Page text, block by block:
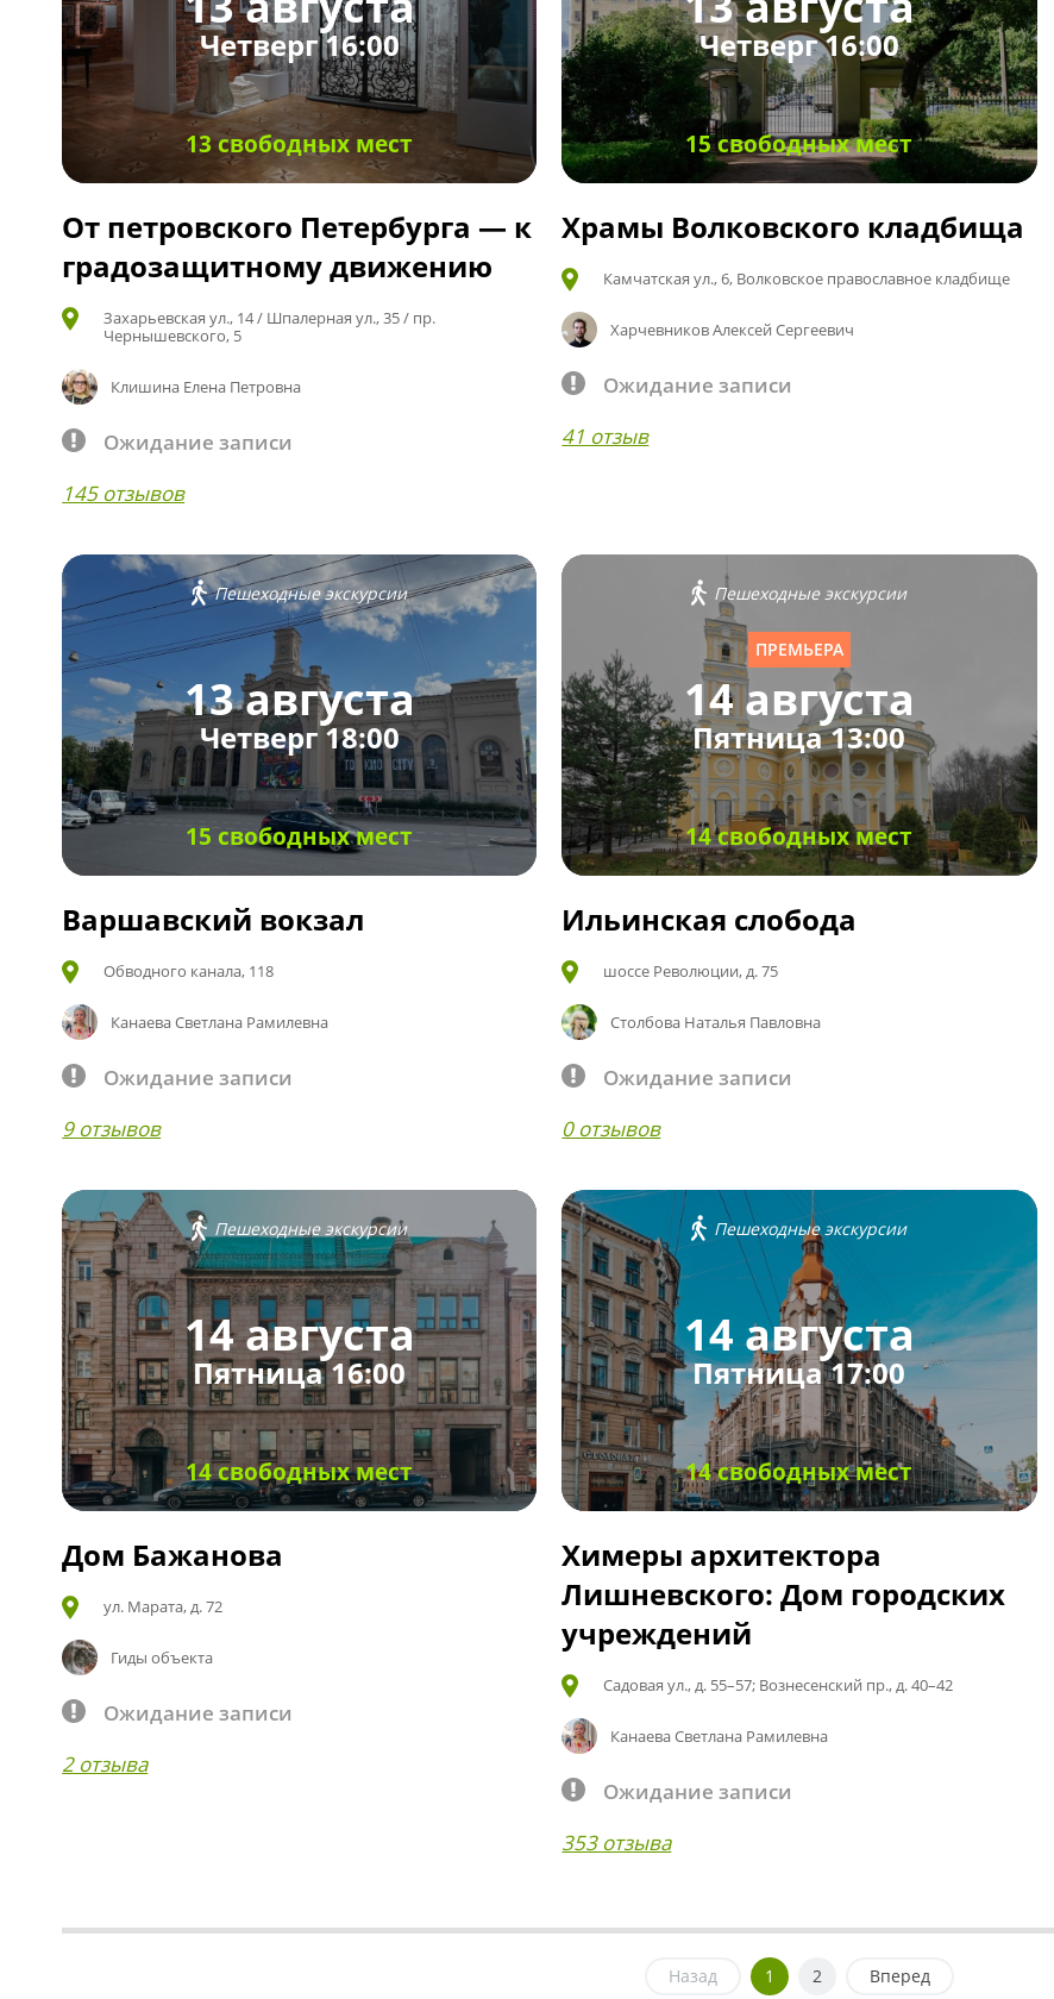
Четверг 16:00
13 свободных мест
От петровского Петербурга — к
градозащитному движению
Захарьевская ул., 14 / Шпалерная ул., 35 / пр.
Чернышевского, 5
Клишина Елена Петровна
Ожидание записи
145 отзывов
Четверг 16:00
15 свободных мест
Храмы Волковского кладбища
Камчатская ул., 6, Волковское православное кладбище
Харчевников Алексей Сергеевич
Ожидание записи
41 отзыв
Пешеходные экскурсии
13 августа
Четверг 18:00
15 свободных мест
Варшавский вокзал
Обводного канала, 118
Канаева Светлана Рамилевна
Ожидание записи
9 отзывов
Пешеходные экскурсии
ПРЕМЬЕРА
14 августа
Пятница 13:00
14 свободных мест
Ильинская слобода
шоссе Революции, д. 75
Столбова Наталья Павловна
Ожидание записи
0 отзывов
Пешеходные экскурсии
14 августа
Пятница 16:00
14 свободных мест
Дом Бажанова
ул. Марата, д. 72
Гиды объекта
Ожидание записи
2 отзыва
Пешеходные экскурсии
14 августа
Пятница 17:00
14 свободных мест
Химеры архитектора
Лишневского: Дом городских
учреждений
Садовая ул., д. 55–57; Вознесенский пр., д. 40–42
Канаева Светлана Рамилевна
Ожидание записи
353 отзыва
Назад 1 2 Вперед